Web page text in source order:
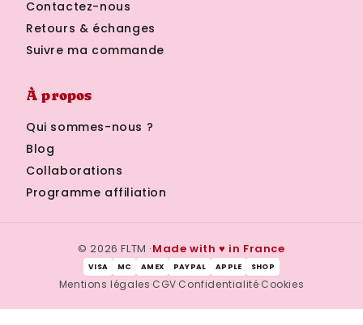
Contactez-nous
Retours & échanges
Suivre ma commande
À propos
Qui sommes-nous ?
Blog
Collaborations
Programme affiliation
© 2026 FLTM ·Made with ♥ in France
VISA MC AMEX PAYPAL APPLE SHOP
Mentions légales·CGV·Confidentialité·Cookies